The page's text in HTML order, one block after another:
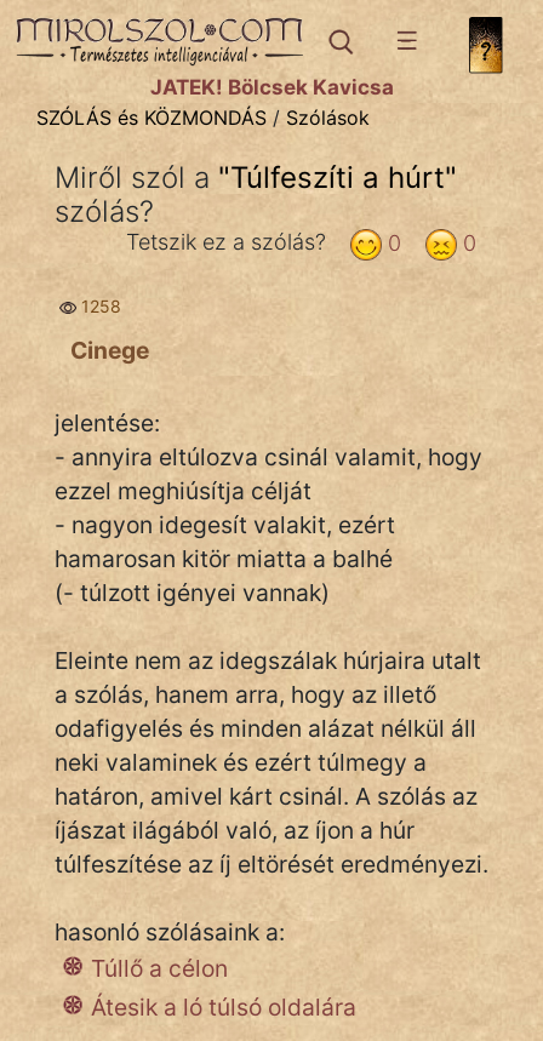
SZÓLÁS ÉS KÖZMONDÁStémák:
Bibliai
Közmondások
Szállóigék
Szóláscsoportok
Szólások
Tréfás
SZÓLÁS
És
KÖZMONDÁS
PSZICHO
ZENE
ÉLETMÓD
JÁTÉK! Bölcsek Kavicsa
SZÓLÁS és KÖZMONDÁS / Szólások
Miről szól a "Túlfeszíti a húrt"
szólás?
0
0
Tetszik ez a szólás?
1258
Cinege
jelentése:
- annyira eltúlozva csinál valamit, hogy
ezzel meghiúsítja célját
- nagyon idegesít valakit, ezért
hamarosan kitör miatta a balhé
(- túlzott igényei vannak)
Eleinte nem az idegszálak húrjaira utalt
a szólás, hanem arra, hogy az illető
odafigyelés és minden alázat nélkül áll
neki valaminek és ezért túlmegy a
határon, amivel kárt csinál. A szólás az
íjászat ilágából való, az íjon a húr
túlfeszítése az íj eltörését eredményezi.
hasonló szólásaink a:
Túllő a célon
Átesik a ló túlsó oldalára